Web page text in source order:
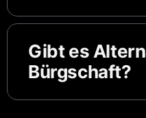
Gibt es
Bürgschaft?